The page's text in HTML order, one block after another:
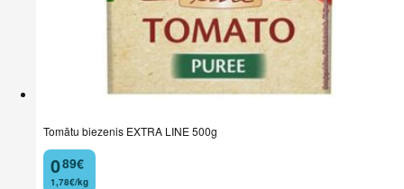
Tomātu biezenis EXTRA LINE 500g
0
. 89€
1,78€/kg